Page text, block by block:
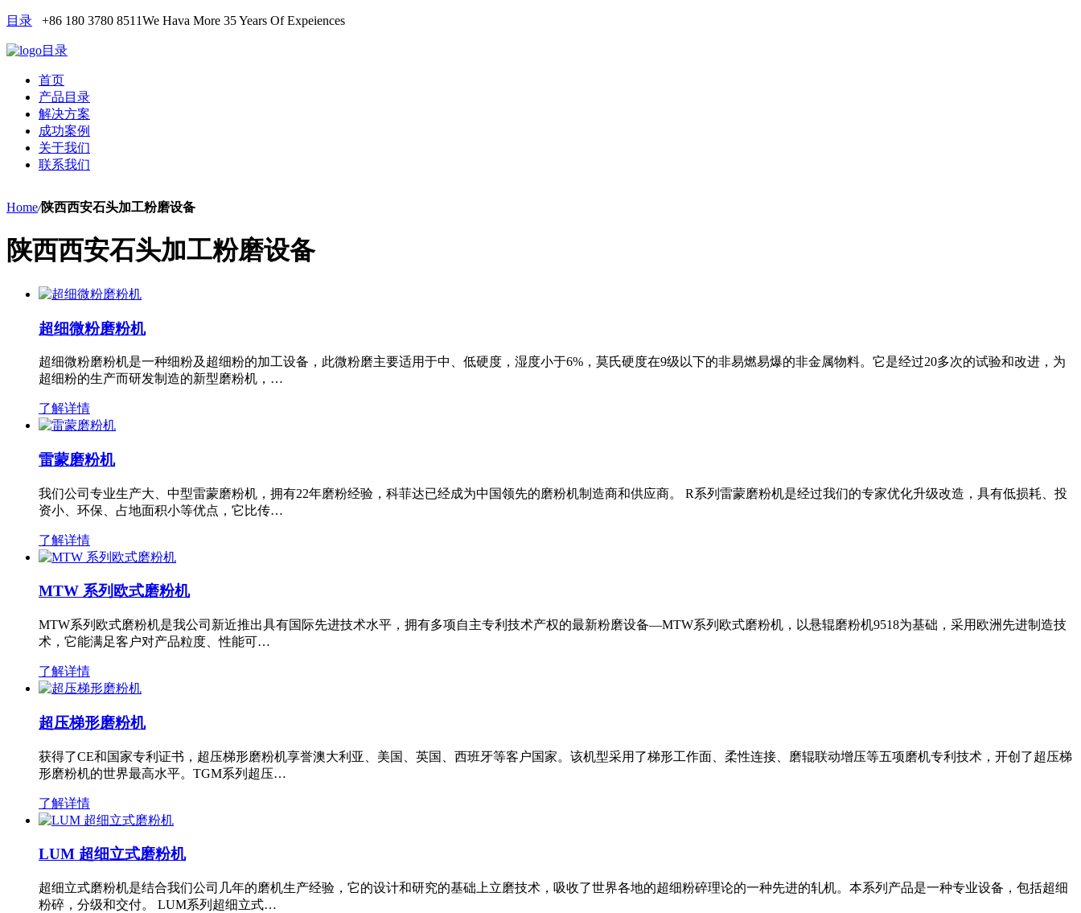
目录 +86 180 3780 8511We Hava More 35 Years Of Expeiences
目录
首页
产品目录
解决方案
成功案例
关于我们
联系我们
Home/陕西西安石头加工粉磨设备
陕西西安石头加工粉磨设备
超细微粉磨粉机
超细微粉磨粉机是一种细粉及超细粉的加工设备，此微粉磨主要适用于中、低硬度，湿度小于6%，莫氏硬度在9级以下的非易燃易爆的非金属物料。它是经过20多次的试验和改进，为
超细粉的生产而研发制造的新型磨粉机，…
了解详情
雷蒙磨粉机
我们公司专业生产大、中型雷蒙磨粉机，拥有22年磨粉经验，科菲达已经成为中国领先的磨粉机制造商和供应商。 R系列雷蒙磨粉机是经过我们的专家优化升级改造，具有低损耗、投
资小、环保、占地面积小等优点，它比传…
了解详情
MTW 系列欧式磨粉机
MTW系列欧式磨粉机是我公司新近推出具有国际先进技术水平，拥有多项自主专利技术产权的最新粉磨设备—MTW系列欧式磨粉机，以悬辊磨粉机9518为基础，采用欧洲先进制造技
术，它能满足客户对产品粒度、性能可…
了解详情
超压梯形磨粉机
获得了CE和国家专利证书，超压梯形磨粉机享誉澳大利亚、美国、英国、西班牙等客户国家。该机型采用了梯形工作面、柔性连接、磨辊联动增压等五项磨机专利技术，开创了超压梯
形磨粉机的世界最高水平。TGM系列超压…
了解详情
LUM 超细立式磨粉机
超细立式磨粉机是结合我们公司几年的磨机生产经验，它的设计和研究的基础上立磨技术，吸收了世界各地的超细粉碎理论的一种先进的轧机。本系列产品是一种专业设备，包括超细
粉碎，分级和交付。 LUM系列超细立式…